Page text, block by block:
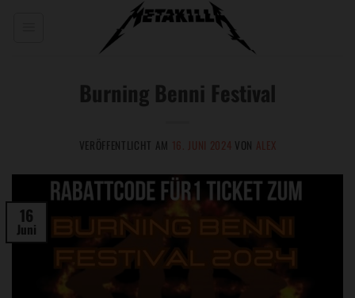
Burning Benni Festival
VERÖFFENTLICHT AM 16. JUNI 2024 VON ALEX
16
Juni